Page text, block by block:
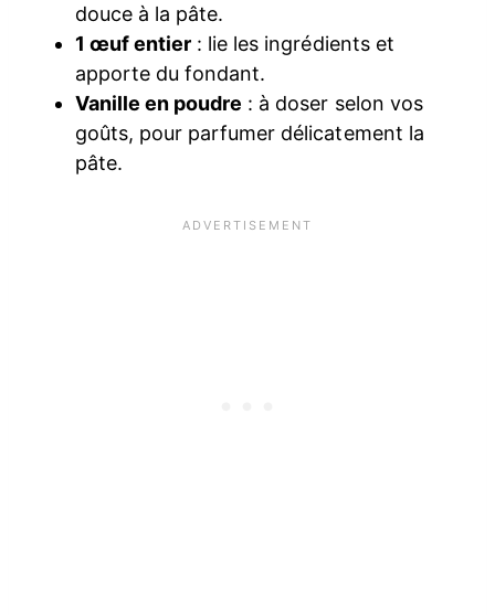
douce à la pâte.
1 œuf entier : lie les ingrédients et
apporte du fondant.
Vanille en poudre : à doser selon vos
goûts, pour parfumer délicatement la
pâte.